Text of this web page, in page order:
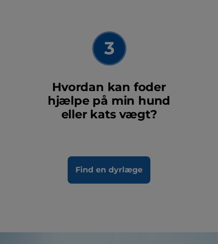
Hvordan kan foder
hjælpe på min hund
eller kats vægt?
Find en dyrlæge